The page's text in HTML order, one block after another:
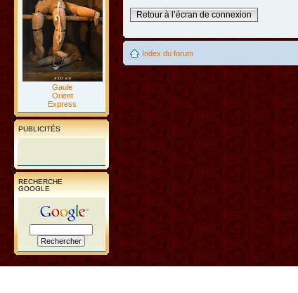
Gaule
Orient
Express
PUBLICITÉS
RECHERCHE
GOOGLE
Retour à l’écran de connexion
Index du forum